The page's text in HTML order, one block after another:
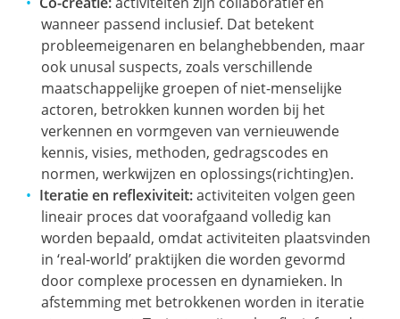
wanneer passend inclusief. Dat betekent
probleemeigenaren en belanghebbenden, maar
ook unusal suspects, zoals verschillende
maatschappelijke groepen of niet-menselijke
actoren, betrokken kunnen worden bij het
verkennen en vormgeven van vernieuwende
kennis, visies, methoden, gedragscodes en
normen, werkwijzen en oplossings(richting)en.
Iteratie en reflexiviteit:activiteiten volgen geen
lineair proces dat voorafgaand volledig kan
worden bepaald, omdat activiteiten plaatsvinden
in ‘real-world’ praktijken die worden gevormd
door complexe processen en dynamieken. In
afstemming met betrokkenen worden in iteratie